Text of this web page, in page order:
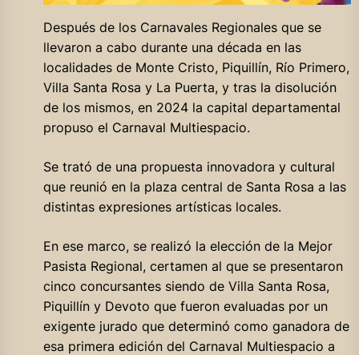
Después de los Carnavales Regionales que se
llevaron a cabo durante una década en las
localidades de Monte Cristo, Piquillín, Río Primero,
Villa Santa Rosa y La Puerta, y tras la disolución
de los mismos, en 2024 la capital departamental
propuso el Carnaval Multiespacio.
Se trató de una propuesta innovadora y cultural
que reunió en la plaza central de Santa Rosa a las
distintas expresiones artísticas locales.
En ese marco, se realizó la elección de la Mejor
Pasista Regional, certamen al que se presentaron
cinco concursantes siendo de Villa Santa Rosa,
Piquillín y Devoto que fueron evaluadas por un
exigente jurado que determinó como ganadora de
esa primera edición del Carnaval Multiespacio a